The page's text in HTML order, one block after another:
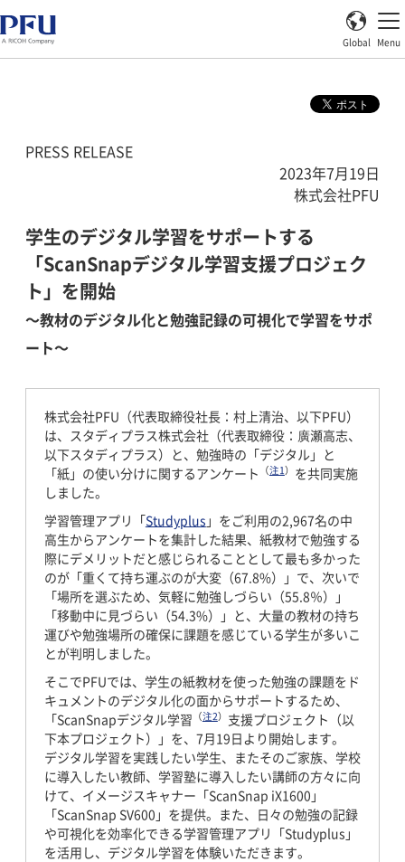
Global Menu
PRESS RELEASE
2023年7月19日
株式会社PFU
学生のデジタル学習をサポートする
「ScanSnapデジタル学習支援プロジェク
ト」を開始
～教材のデジタル化と勉強記録の可視化で学習をサポ
ート～
株式会社PFU（代表取締役社長：村上清治、以下PFU）
は、スタディプラス株式会社（代表取締役：廣瀬高志、
以下スタディプラス）と、勉強時の「デジタル」と
「紙」の使い分けに関するアンケート （注1） を共同実施
しました。
学習管理アプリ「Studyplus 」をご利用の2,967名の中
高生からアンケートを集計した結果、紙教材で勉強する
際にデメリットだと感じられることとして最も多かった
のが「重くて持ち運ぶのが大変（67.8%）」で、次いで
「場所を選ぶため、気軽に勉強しづらい（55.8％）」
「移動中に見づらい（54.3%）」と、大量の教材の持ち
運びや勉強場所の確保に課題を感じている学生が多いこ
とが判明しました。
そこでPFUでは、学生の紙教材を使った勉強の課題をド
キュメントのデジタル化の面からサポートするため、
「ScanSnapデジタル学習 （注2） 支援プロジェクト（以
下本プロジェクト）」を、7月19日より開始します。
デジタル学習を実践したい学生、またそのご家族、学校
に導入したい教師、学習塾に導入したい講師の方々に向
けて、イメージスキャナー「ScanSnap iX1600」
「ScanSnap SV600」を提供。また、日々の勉強の記録
や可視化を効率化できる学習管理アプリ「Studyplus」
を活用し、デジタル学習を体験いただきます。